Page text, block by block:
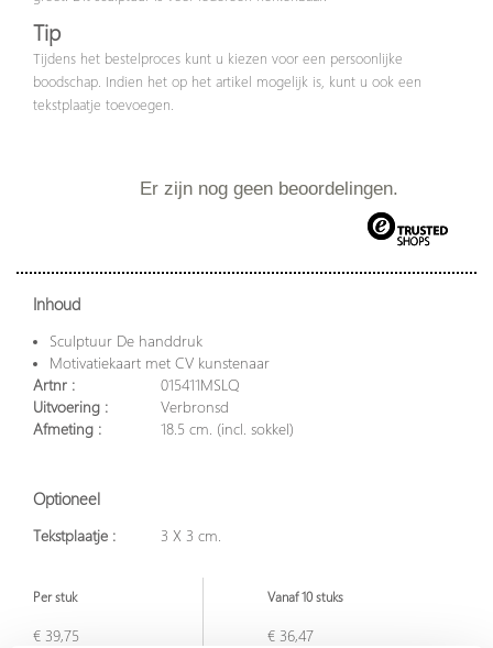
Tip
Tijdens het bestelproces kunt u kiezen voor een persoonlijke
boodschap. Indien het op het artikel mogelijk is, kunt u ook een
tekstplaatje toevoegen.
Er zijn nog geen beoordelingen.
Inhoud
Sculptuur De handdruk
Motivatiekaart met CV kunstenaar
Artnr :
015411MSLQ
Uitvoering :
Verbronsd
Afmeting :
18.5 cm. (incl. sokkel)
Optioneel
Tekstplaatje : 3 X 3 cm.
Per stuk Vanaf 10 stuks
€ 39,75 € 36,47